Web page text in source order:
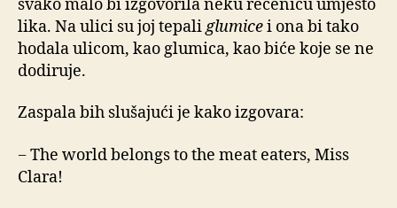
svako malo bi izgovorila neku rečenicu umjesto
lika. Na ulici su joj tepaliglumicei ona bi tako
hodala ulicom, kao glumica, kao biće koje se ne
dodiruje.
Zaspala bih slušajući je kako izgovara:
− The world belongs to the meat eaters, Miss
Clara!